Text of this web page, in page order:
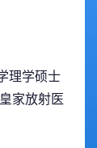
理学硕士
家放射医